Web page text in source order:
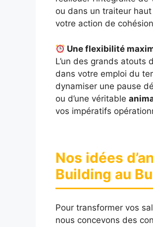
ou dans un traiteur
votre action de
Une flexibilité
L’un des grands atouts
dans votre emploi du
dynamiser une pause
ou d’une véritable
vos impératifs
Nos idées
Building au
Pour transformer vos
nous concevons des